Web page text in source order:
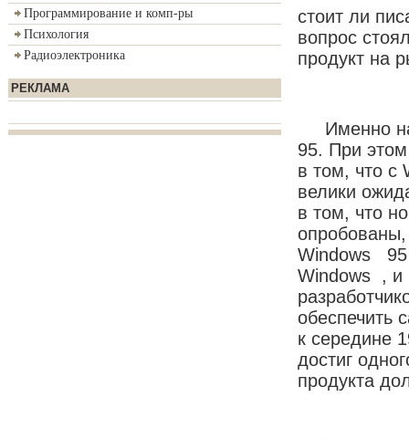
Программирование и комп-ры
Психология
Радиоэлектроника
РЕКЛАМА
стоит ли
вопрос
продукт на
Именно на
95. При
в том, что с
велики
в том, что
Windows 95
Windows , и
обеспечить
к середине
достиг
продукта